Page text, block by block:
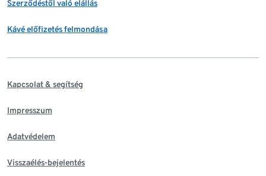
Szerződéstől való elállás
Kávé előfizetés felmondása
Kapcsolat & segítség
Impresszum
Adatvédelem
Visszaélés-bejelentés